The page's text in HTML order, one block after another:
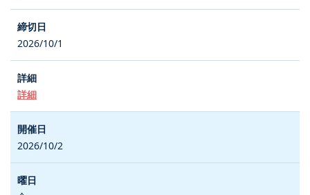
2026/10/1
詳細
2026/10/2